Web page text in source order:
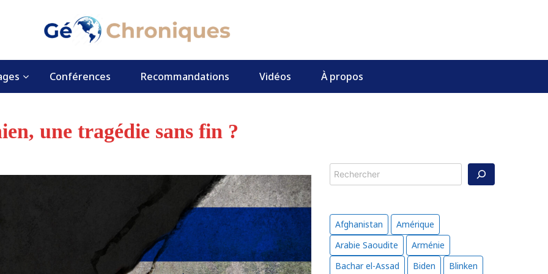
Conférences Recommandations Vidéos À propos
une tragédie sans fin ?
Rechercher
Afghanistan
Amérique
Arabie Saoudite
Arménie
Bachar el-Assad
Biden
Blinken